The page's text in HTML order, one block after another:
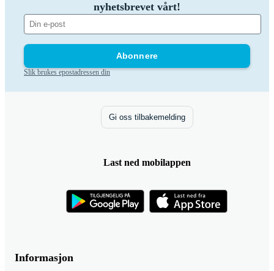
nyhetsbrevet vårt!
Abonnere
Slik brukes epostadressen din
Informasjon
Gi oss tilbakemelding
Last ned mobilappen